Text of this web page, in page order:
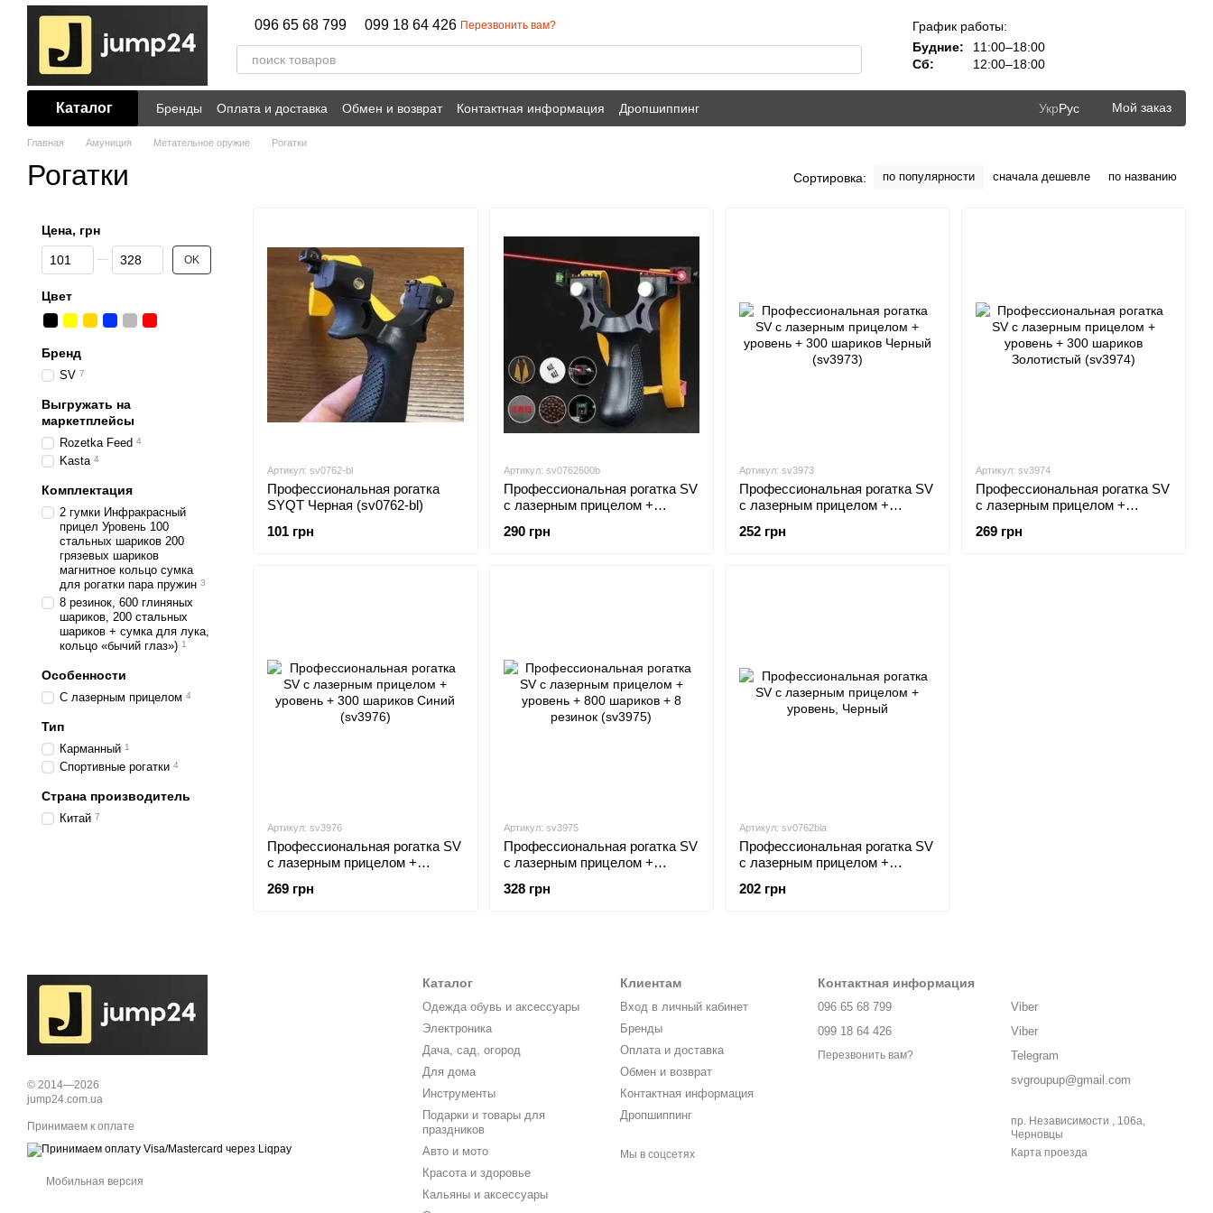
Перейти к основному контенту
096 65 68 799 099 18 64 426 Перезвонить вам?
График работы:
Будние:
11:00–18:00
Сб:
12:00–18:00
Каталог Бренды Оплата и доставка Обмен и возврат Контактная информация Дропшиппинг УкрРус Мой заказ
Главная Амуниция Метательное оружие Рогатки
Рогатки Сортировка: по популярности сначала дешевле по названию
Артикул: sv0762-bl
Профессиональная рогатка
SYQT Черная (sv0762-bl)
101 грн
Артикул: sv0762600b
Профессиональная рогатка SV
с лазерным прицелом +
290 грн
Артикул: sv3973
Профессиональная рогатка SV
с лазерным прицелом +
(sv3973)
252 грн
Артикул: sv3974
Профессиональная рогатка SV
с лазерным прицелом +
Золотистый (sv3974)
269 грн
Артикул: sv3976
Профессиональная рогатка SV
с лазерным прицелом +
(sv3976)
269 грн
Артикул: sv3975
Профессиональная рогатка SV
с лазерным прицелом +
резинок (sv3975)
328 грн
Артикул: sv0762bla
Профессиональная рогатка SV
с лазерным прицелом +
202 грн
Цена, грн
От Цена, грн
До Цена, грн OK
Цвет
Бренд
SV 7
Выгружать на
маркетплейсы
Rozetka Feed 4
Kasta 4
Комплектация
2 гумки Инфракрасный
прицел Уровень 100
стальных шариков 200
грязевых шариков
магнитное кольцо сумка
для рогатки пара пружин 3
8 резинок, 600 глиняных
шариков, 200 стальных
шариков + сумка для лука,
кольцо «бычий глаз») 1
Особенности
С лазерным прицелом 4
Тип
Карманный 1
Спортивные рогатки 4
Страна производитель
Китай 7
© 2014—2026
jump24.com.ua
Принимаем к оплате
Мобильная версия
Каталог
Одежда обувь и аксессуары
Электроника
Дача, сад, огород
Для дома
Инструменты
Подарки и товары для
праздников
Авто и мото
Красота и здоровье
Кальяны и аксессуары
Клиентам
Вход в личный кабинет
Бренды
Оплата и доставка
Обмен и возврат
Контактная информация
Дропшиппинг
Мы в соцсетях
Контактная информация
096 65 68 799
099 18 64 426
Перезвонить вам?
Viber
Viber
Telegram
svgroupup@gmail.com
пр. Независимости , 106а,
Черновцы
Карта проезда